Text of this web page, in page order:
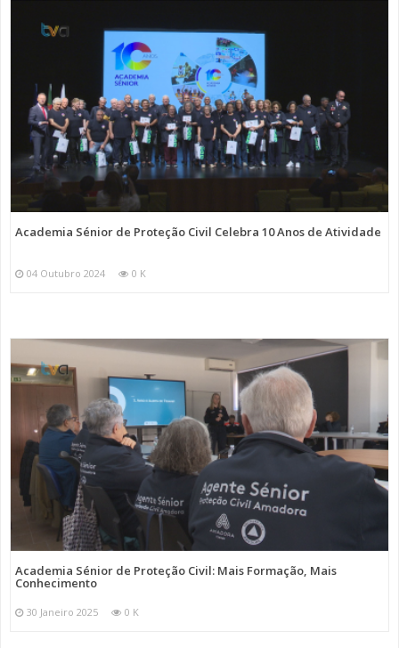
Academia Sénior de Proteção Civil Celebra 10 Anos de Atividade
04 Outubro 2024 0 K
Academia Sénior de Proteção Civil: Mais Formação, Mais
Conhecimento
30 Janeiro 2025 0 K